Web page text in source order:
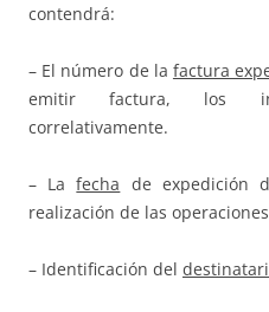
contendrá:
– El número de la factura
emitir factura, los
correlativamente.
– Lafecha de expedición
realización de las
– Identificación del